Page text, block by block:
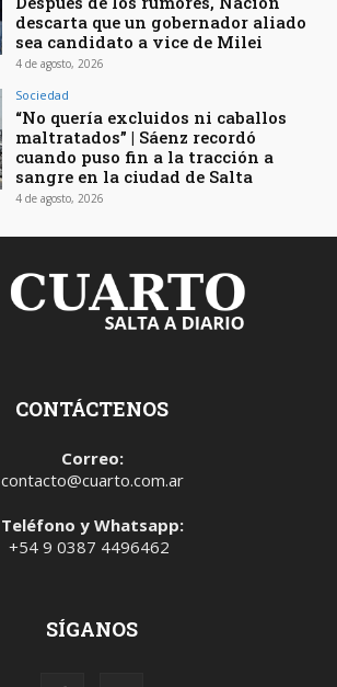
descarta que un gobernador aliado
sea candidato a vice de Milei
4 de agosto, 2026
Sociedad
“No quería excluidos ni caballos
maltratados” | Sáenz recordó
cuando puso fin a la tracción a
sangre en la ciudad de Salta
4 de agosto, 2026
CONTÁCTENOS
Correo:
contacto@cuarto.com.ar
Teléfono y Whatsapp:
+54 9 0387 4496462
SÍGANOS